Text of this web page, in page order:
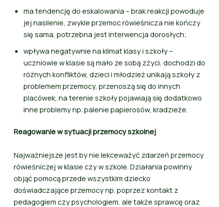
ma tendencję do eskalowania – brak reakcji powoduje
jej nasilenie, zwykle przemoc rówieśnicza nie kończy
się sama, potrzebna jest interwencja dorosłych;
wpływa negatywnie na klimat klasy i szkoły –
uczniowie w klasie są mało ze sobą zżyci, dochodzi do
różnych konfliktów, dzieci i młodzież unikają szkoły z
problemem przemocy, przenoszą się do innych
placówek, na terenie szkoły pojawiają się dodatkowo
inne problemy np. palenie papierosów, kradzieże.
Reagowanie w sytuacji przemocy szkolnej
Najważniejsze jest by nie lekceważyć zdarzeń przemocy
rówieśniczej w klasie czy w szkole. Działania powinny
objąć pomocą przede wszystkim dziecko
doświadczające przemocy np. poprzez kontakt z
pedagogiem czy psychologiem, ale także sprawcę oraz